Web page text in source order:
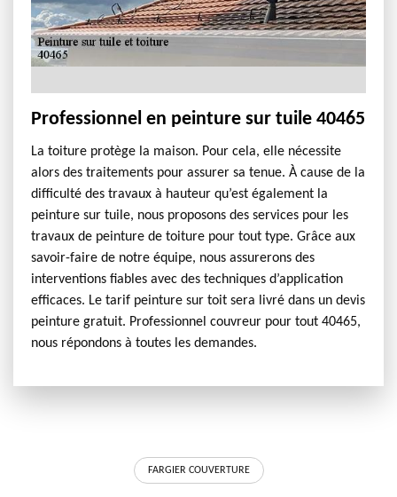
Professionnel en peinture sur tuile 40465
La toiture protège la maison. Pour cela, elle nécessite
alors des traitements pour assurer sa tenue. À cause de la
difficulté des travaux à hauteur qu’est également la
peinture sur tuile, nous proposons des services pour les
travaux de peinture de toiture pour tout type. Grâce aux
savoir-faire de notre équipe, nous assurerons des
interventions fiables avec des techniques d’application
efficaces. Le tarif peinture sur toit sera livré dans un devis
peinture gratuit. Professionnel couvreur pour tout 40465,
nous répondons à toutes les demandes.
FARGIER COUVERTURE